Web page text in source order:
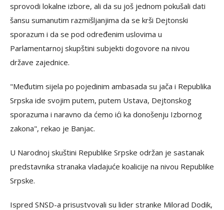
sprovodi lokalne izbore, ali da su još jednom pokušali dati
šansu sumanutim razmišljanjima da se krši Dejtonski
sporazum i da se pod određenim uslovima u
Parlamentarnoj skupštini subjekti dogovore na nivou
države zajednice.
"Međutim sijela po pojedinim ambasada su jača i Republika
Srpska ide svojim putem, putem Ustava, Dejtonskog
sporazuma i naravno da ćemo ići ka donošenju Izbornog
zakona", rekao je Banjac.
U Narodnoj skuštini Republike Srpske održan je sastanak
predstavnika stranaka vladajuće koalicije na nivou Republike
Srpske.
Ispred SNSD-a prisustvovali su lider stranke Milorad Dodik,